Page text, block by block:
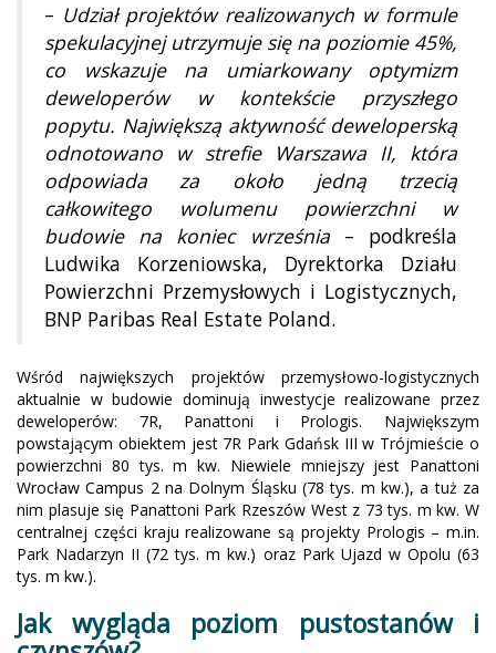
– Udział projektów realizowanych w formule
spekulacyjnej utrzymuje się na poziomie 45%,
co wskazuje na umiarkowany optymizm
deweloperów w kontekście przyszłego
popytu. Największą aktywność deweloperską
odnotowano w strefie Warszawa II, która
odpowiada za około jedną trzecią
całkowitego wolumenu powierzchni w
budowie na koniec września – podkreśla
Ludwika Korzeniowska, Dyrektorka Działu
Powierzchni Przemysłowych i Logistycznych,
BNP Paribas Real Estate Poland.
Wśród największych projektów przemysłowo-logistycznych
aktualnie w budowie dominują inwestycje realizowane przez
deweloperów: 7R, Panattoni i Prologis. Największym
powstającym obiektem jest 7R Park Gdańsk III w Trójmieście o
powierzchni 80 tys. m kw. Niewiele mniejszy jest Panattoni
Wrocław Campus 2 na Dolnym Śląsku (78 tys. m kw.), a tuż za
nim plasuje się Panattoni Park Rzeszów West z 73 tys. m kw. W
centralnej części kraju realizowane są projekty Prologis – m.in.
Park Nadarzyn II (72 tys. m kw.) oraz Park Ujazd w Opolu (63
tys. m kw.).
Jak wygląda poziom pustostanów i